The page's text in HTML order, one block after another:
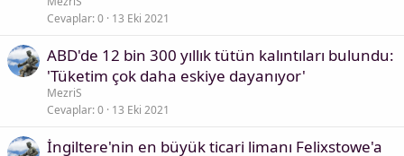
Cevaplar 0 13 Eki 2021
ABD'de 12 bin 300 yıllık tütün kalıntıları bulundu:
'Tüketim çok daha eskiye dayanıyor'
MezriS
Cevaplar 0 13 Eki 2021
İngiltere'nin en büyük ticari limanı Felixstowe'a